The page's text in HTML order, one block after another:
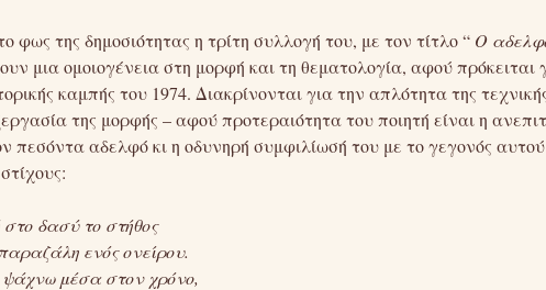
φως της δημοσιότητας η τρίτη συλλογή του, με τον τίτλο “ Ο
μια ομοιογένεια στη μορφή και τη θεματολογία, αφού πρόκειται
καμπής του 1974. Διακρίνονται για την απλότητα της
της μορφής – αφού προτεραιότητα του ποιητή είναι η
πεσόντα αδελφό κι η οδυνηρή συμφιλίωσή του με το γεγονός
στο δασύ το στήθος
ενός ονείρου.
μέσα στον χρόνο,